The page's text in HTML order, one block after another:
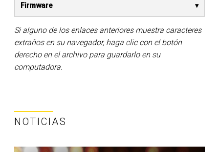
Firmware
Si alguno de los enlaces anteriores muestra caracteres
extraños en su navegador, haga clic con el botón
derecho en el archivo para guardarlo en su
computadora.
NOTICIAS